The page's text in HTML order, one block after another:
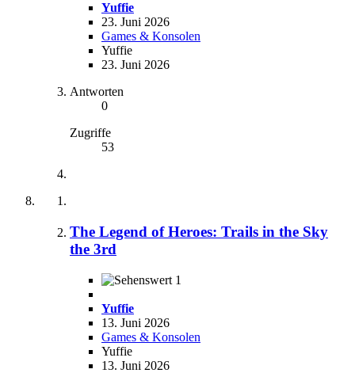
Yuffie
23. Juni 2026
Games & Konsolen
Yuffie
23. Juni 2026
Antworten
0
Zugriffe
53
The Legend of Heroes: Trails in the Sky
the 3rd
1
Yuffie
13. Juni 2026
Games & Konsolen
Yuffie
13. Juni 2026